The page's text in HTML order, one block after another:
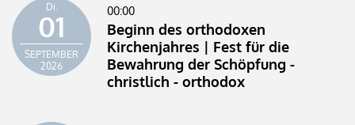
Di.
01
SEPTEMBER
2026
00:00
Beginn des orthodoxen
Kirchenjahres | Fest für die
Bewahrung der Schöpfung -
christlich - orthodox